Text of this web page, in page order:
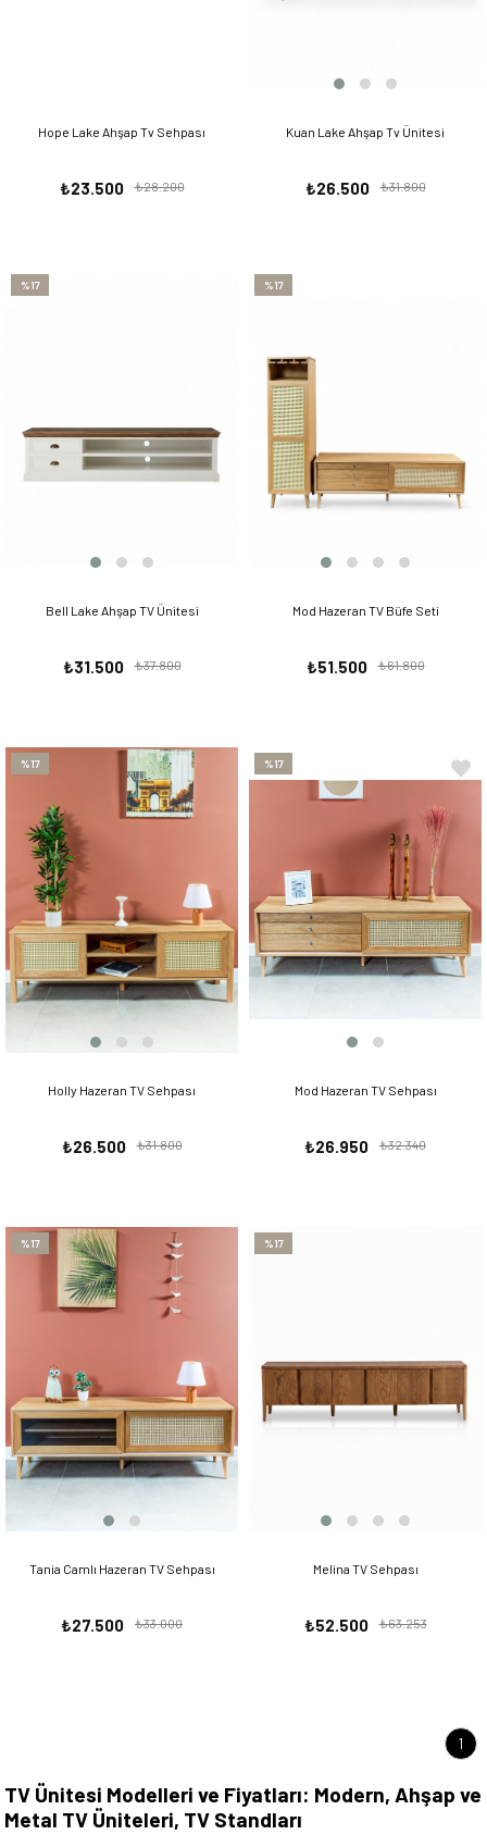
Hope Lake Ahşap Tv Sehpası
₺23.500 ₺28.200
Kuan Lake Ahşap Tv Ünitesi
₺26.500 ₺31.800
Bell Lake Ahşap TV Ünitesi
₺31.500 ₺37.800
%17
Mod Hazeran TV Büfe Seti
₺51.500 ₺61.800
%17
Holly Hazeran TV Sehpası
₺26.500 ₺31.800
%17
Mod Hazeran TV Sehpası
₺26.950 ₺32.340
%17
Tania Camlı Hazeran TV Sehpası
₺27.500 ₺33.000
%17
Melina TV Sehpası
₺52.500 ₺63.253
%17
1
TV Ünitesi Modelleri ve Fiyatları: Modern, Ahşap ve
Metal TV Üniteleri, TV Standları